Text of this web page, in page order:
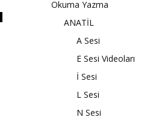
Okuma Yazma
ANATİL
A Sesi
E Sesi Videoları
İ Sesi
L Sesi
N Sesi